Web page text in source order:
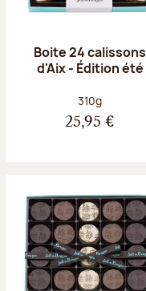
Boite 24 calissons
d'Aix - Édition été
Poids net :
310g
25,95 €